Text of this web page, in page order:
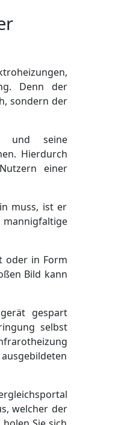
Denn der
sondern der
und seine
Hierdurch
einer
muss, ist er
oder in Form
Bild kann
gespart
selbst
welcher der